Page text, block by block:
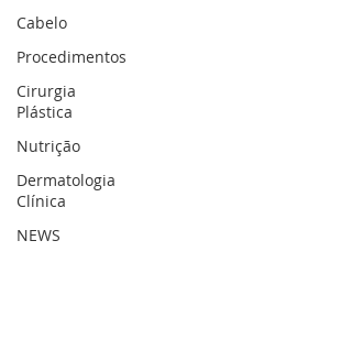
Cabelo
Procedimentos
Cirurgia
Plástica
Nutrição
Dermatologia
Clínica
NEWS